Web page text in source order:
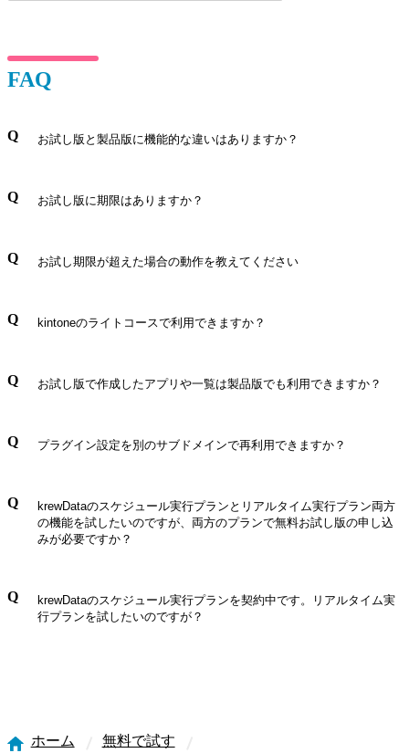
FAQ
お試し版と製品版に機能的な違いはありますか？
お試し版に期限はありますか？
ます。有効期限は実行中の製品上部に表示されます。
お試し期限が超えた場合の動作を教えてください
自動的に課金されることはありません。
kintoneのライトコースで利用できますか？
め、製品をお試し頂くには、kintoneスタンダードコー
お試し版で作成したアプリや一覧は製品版でも利用できますか？
でも、製品版を購入頂くと再度ご利用頂くことが可能
プラグイン設定を別のサブドメインで再利用できますか？
ンで再利用いただけます。例えば、開発環境で設定し
たプラグイン設定を運用環境にスムーズに適用するこ
とができます。詳細は
krewDataのスケジュール実行プランとリアルタイム実行プラン両方
の機能を試したいのですが、両方のプランで無料お試し版の申し込
みが必要ですか？
krewDataのスケジュール実行プランを契約中です。リアルタイム実
行プランを試したいのですが？
しする場合も同様の手続きが必要です。
ホーム
無料で試す